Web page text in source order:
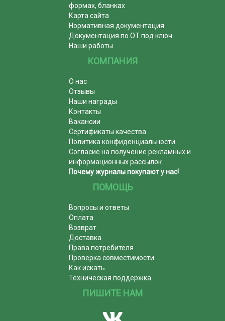
формах, бланках
Карта сайта
Нормативная документация
Документация по ОТ под ключ
Наши работы
КОМПАНИЯ
О нас
Отзывы
Наши награды
Контакты
Вакансии
Сертификаты качества
Политика конфиденциальности
Согласие на получение рекламных и
информационных рассылок
Почему журналы покупают у нас!
ПОМОЩЬ
Вопросы и ответы
Оплата
Возврат
Доставка
Права потребителя
Проверка совместимости
Как искать
Техническая поддержка
ПИШИТЕ НАМ